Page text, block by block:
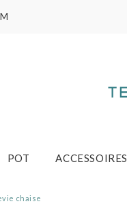
POT ACCESSOIRES
chaise